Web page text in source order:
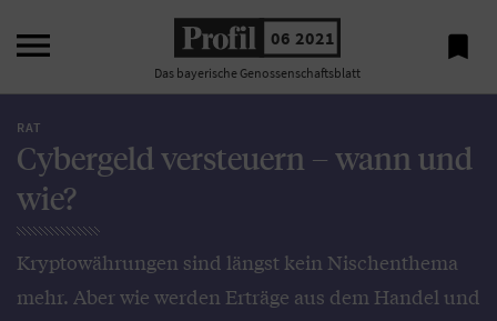
 06 2021
Das bayerische Genossenschaftsblatt

RAT
Cybergeld versteuern – wann und
wie?
Kryptowährungen sind längst kein Nischenthema
mehr. Aber wie werden Erträge aus dem Handel und